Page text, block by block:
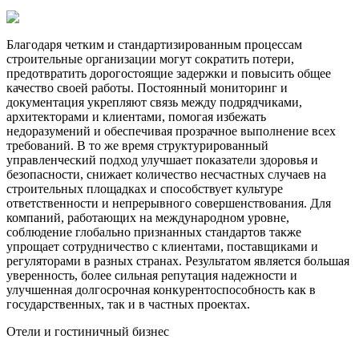
Благодаря четким и стандартизированным процессам
строительные организации могут сократить потери,
предотвратить дорогостоящие задержки и повысить общее
качество своей работы. Постоянный мониторинг и
документация укрепляют связь между подрядчиками,
архитекторами и клиентами, помогая избежать
недоразумений и обеспечивая прозрачное выполнение всех
требований. В то же время структурированный
управленческий подход улучшает показатели здоровья и
безопасности, снижает количество несчастных случаев на
строительных площадках и способствует культуре
ответственности и непрерывного совершенствования. Для
компаний, работающих на международном уровне,
соблюдение глобально признанных стандартов также
упрощает сотрудничество с клиентами, поставщиками и
регуляторами в разных странах. Результатом является большая
уверенность, более сильная репутация надежности и
улучшенная долгосрочная конкурентоспособность как в
государственных, так и в частных проектах.
Отели и гостиничный бизнес